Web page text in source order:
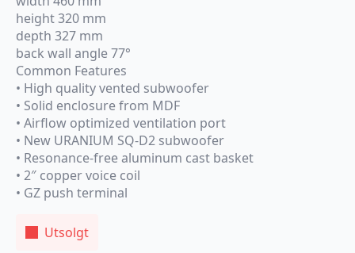
height 320 mm
depth 327 mm
back wall angle 77°
Common Features
• High quality vented subwoofer
• Solid enclosure from MDF
• Airflow optimized ventilation port
• New URANIUM SQ-D2 subwoofer
• Resonance-free aluminum cast basket
• 2″ copper voice coil
• GZ push terminal
Utsolgt